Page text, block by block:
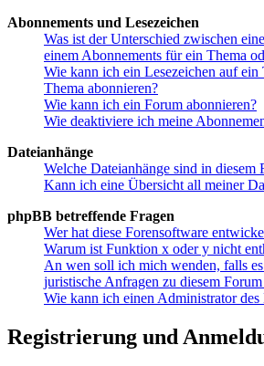
Abonnements und Lesezeichen
Was ist der Unterschied zwischen
einem Abonnements für ein Thema
Wie kann ich ein Lesezeichen auf ein
Thema abonnieren?
Wie kann ich ein Forum abonnieren?
Wie deaktiviere ich meine
Dateianhänge
Welche Dateianhänge sind in diesem
Kann ich eine Übersicht all meiner
phpBB betreffende Fragen
Wer hat diese Forensoftware
Warum ist Funktion x oder y nicht
An wen soll ich mich wenden, falls
juristische Anfragen zu diesem
Wie kann ich einen Administrator
Registrierung und